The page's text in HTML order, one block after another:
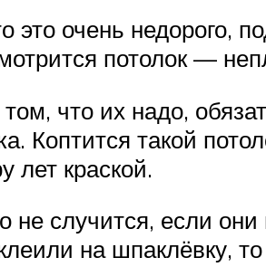
очень недорого,
потолок —
что их надо,
Коптится такой
лет краской.
не случится, если
на шпаклёвку,